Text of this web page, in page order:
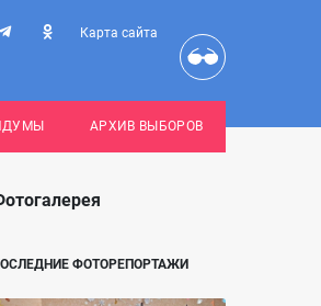
Карта сайта
АРХИВ ВЫБОРОВ
ФОТОРЕПОРТАЖИ